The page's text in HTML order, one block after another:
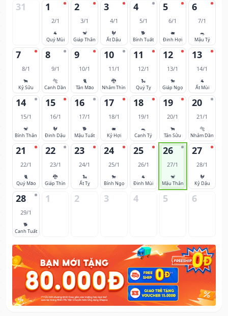
31 1
2/1
🐐
Quý Mùi
2
3/1
🐒
Giáp Thân
3
4/1
🐓
Ất Dậu
4
5/1
🐕
Bính Tuất
5
6/1
🐖
Đinh Hợi
6
7/1
🐀
Mậu Tý
7
8/1
🐂
Kỷ Sửu
8
9/1
🐅
Canh Dần
9
10/1
🐈
Tân Mão
10
11/1
🐉
Nhâm Thìn
11
12/1
🐍
Quý Tỵ
12
13/1
🐎
Giáp Ngọ
13
14/1
🐐
Ất Mùi
14
15/1
🐒
Bính Thân
15
16/1
🐓
Đinh Dậu
16
17/1
🐕
Mậu Tuất
17
18/1
🐖
Kỷ Hợi
18
19/1
🐀
Canh Tý
19
20/1
🐂
Tân Sửu
20
21/1
🐅
Nhâm Dần
21
22/1
🐈
Quý Mão
22
23/1
🐉
Giáp Thìn
23
24/1
🐍
Ất Tỵ
24
25/1
🐎
Bính Ngọ
25
26/1
🐐
Đinh Mùi
26
27/1
🐒
Mậu Thân
27
28/1
🐓
Kỷ Dậu
28
29/1
🐕
Canh Tuất
1 2 3 4 5 6